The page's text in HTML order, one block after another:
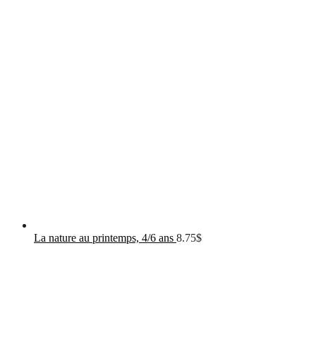
La nature au printemps, 4/6 ans 8.75$